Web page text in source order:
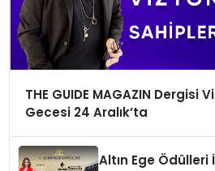
THE GUIDE MAGAZIN Dergisi
Gecesi 24 Aralık’ta
Altın Ege